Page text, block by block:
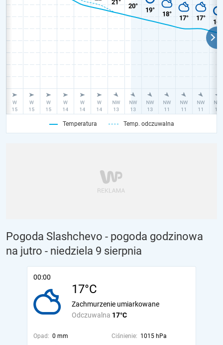
Temperatura Temp. odczuwalna
Pogoda Slashchevo - pogoda godzinowa
na jutro - niedziela 9 sierpnia
00:00
17°C
Odczuwalna 17°C
Zachmurzenie umiarkowane
Opad: 0 mm Ciśnienie: 1015 hPa